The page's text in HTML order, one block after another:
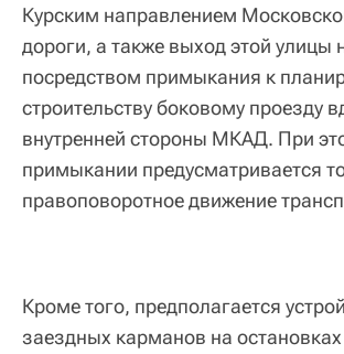
Курским направлением
дороги, а также выход этой
посредством примыкания к
строительству боковому проезду
внутренней стороны МКАД. При
примыкании предусматривается
правоповоротное движение
Кроме того, предполагается
заездных карманов на остановках